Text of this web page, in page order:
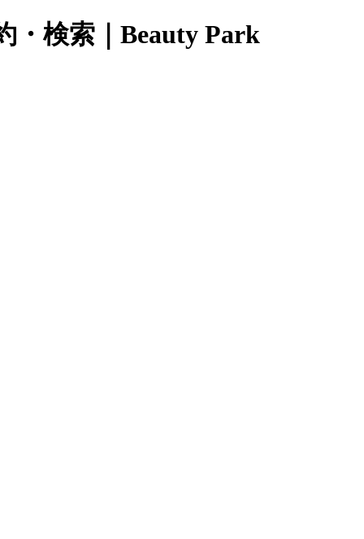
・検索｜Beauty Park